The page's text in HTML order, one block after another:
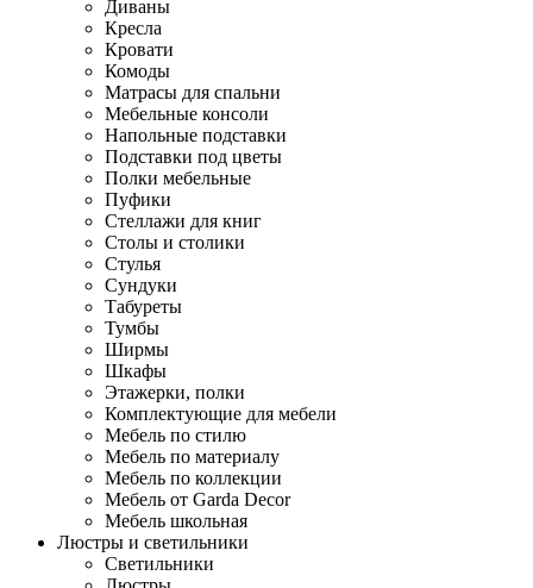
Диваны
Кресла
Кровати
Комоды
Матрасы для спальни
Мебельные консоли
Напольные подставки
Подставки под цветы
Полки мебельные
Пуфики
Стеллажи для книг
Столы и столики
Стулья
Сундуки
Табуреты
Тумбы
Ширмы
Шкафы
Этажерки, полки
Комплектующие для мебели
Мебель по стилю
Мебель по материалу
Мебель по коллекции
Мебель от Garda Decor
Мебель школьная
Люстры и светильники
Светильники